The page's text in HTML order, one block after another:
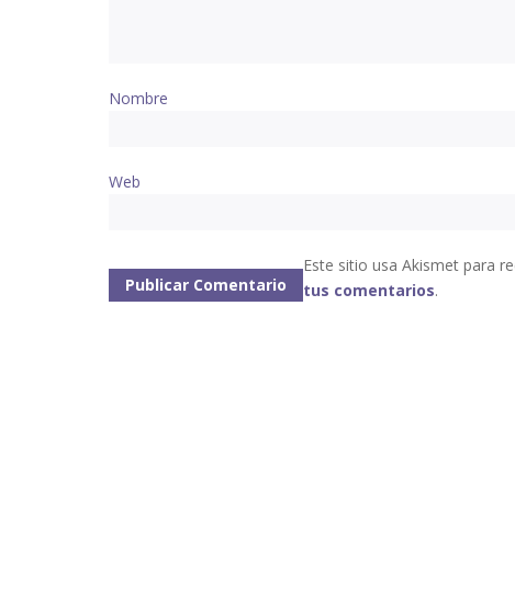
Nombre
Web
Este sitio usa Akismet para
tus comentarios.